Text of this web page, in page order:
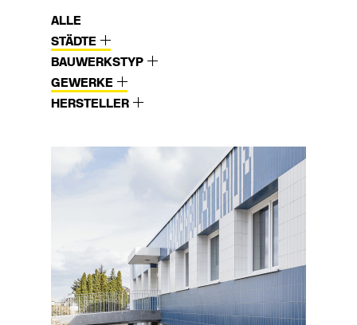
ALLE
STÄDTE
BAUWERKSTYP
GEWERKE
HERSTELLER